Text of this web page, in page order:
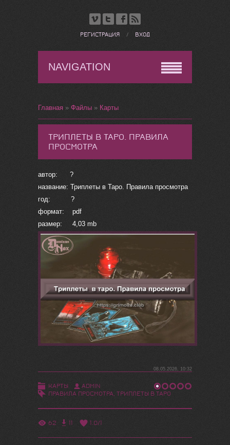
РЕГИСТРАЦИЯ / ВХОД
NAVIGATION
Главная » Файлы » Карты
ТРИПЛЕТЫ В ТАРО. ПРАВИЛА
ПРОСМОТРА
автор: ?
название: Триплеты в Таро. Правила просмотра
год: ?
формат: pdf
размер: 4,03 mb
08.05.2026, 10:32
КАРТЫ
ADMIN
ПРАВИЛА ПРОСМОТРА, ТРИПЛЕТЫ В ТАРО
62 11 1.0/1